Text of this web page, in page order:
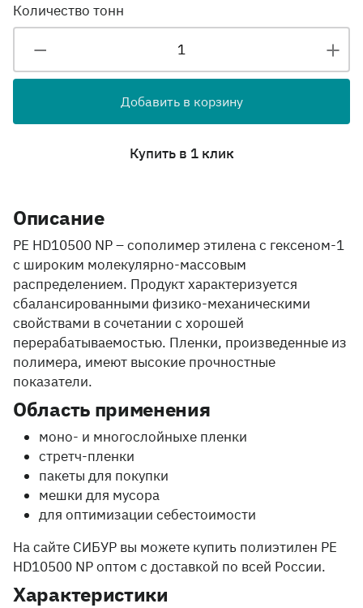
Количество тонн
Добавить в корзину
Купить в 1 клик
Описание
PE HD10500 NP – сополимер этилена с гексеном-1
с широким молекулярно-массовым
распределением. Продукт характеризуется
сбалансированными физико-механическими
свойствами в сочетании с хорошей
перерабатываемостью. Пленки, произведенные из
полимера, имеют высокие прочностные
показатели.
Область применения
моно- и многослойныхе пленки
стретч-пленки
пакеты для покупки
мешки для мусора
для оптимизации себестоимости
На сайте СИБУР вы можете купить полиэтилен PE
HD10500 NP оптом с доставкой по всей России.
Характеристики